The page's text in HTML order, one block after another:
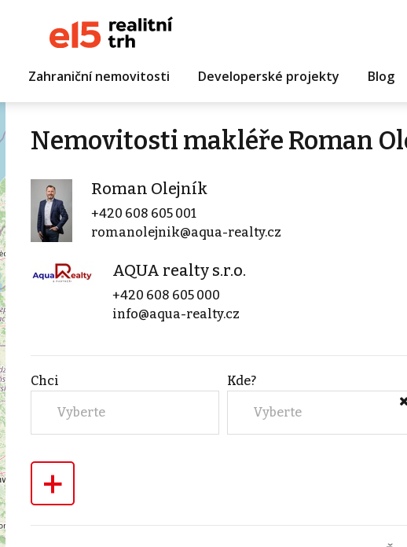
Zahraniční nemovitosti Developerské projekty Blog
Nemovitosti makléře Roman
Roman Olejník
+420 608 605 001
romanolejnik@aqua-realty.cz
AQUA realty s.r.o.
+420 608 605 000
info@aqua-realty.cz
Chci
Vyberte
Kde?
Vyberte
+